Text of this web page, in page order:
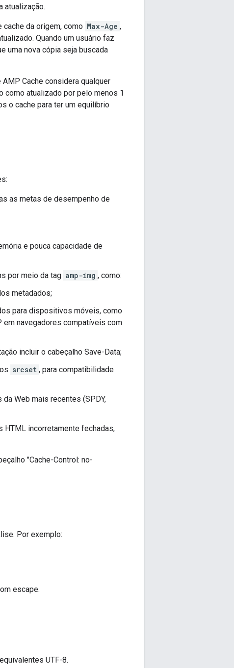
atualização.
da origem, como Max-Age ,
Quando um usuário faz
uma nova cópia seja buscada
Cache considera qualquer
como atualizado por pelo menos 1
o cache para ter um equilíbrio
as metas de desempenho de
e pouca capacidade de
por meio da tag amp-img , como:
metadados;
para dispositivos móveis, como
em navegadores compatíveis com
incluir o cabeçalho Save-Data;
srcset , para compatibilidade
Web mais recentes (SPDY,
HTML incorretamente fechadas,
"Cache-Control: no-
Por exemplo:
escape.
UTF-8.